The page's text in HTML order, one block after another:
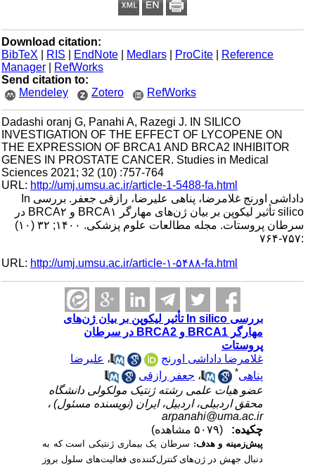
Download citation:
BibTeX
| RIS |EndNote |Medlars |ProCite |Reference
Manager
|RefWorks
Send citation to:
Mendeley
Zotero RefWorks
Dadashi oranj G, Panahi A, Razegi J. IN SILICO
INVESTIGATION OF THE EFFECT OF LYCOPENE ON
THE EXPRESSION OF BRCA1 AND BRCA2 INHIBITOR
GENES IN PROSTATE CANCER. Studies in Medical
Sciences 2021; 32 (10) :757-764
URL:http://umj.umsu.ac.ir/article-1-5488-fa.html
داداشی اورنج غلامرضا، پناهی علیرضا، رازقی جعفر. بررسی In
silico تأثیر لیکوپن بر بیان ژن‌های مهارگر BRCA۱ و BRCA۲ در
سرطان پروستات. مجله مطالعات علوم پزشکی. ۱۴۰۰; ۳۲ (۱۰)
URL:http://umj.umsu.ac.ir/article-۱-۵۴۸۸-fa.html
بررسی In silico تأثیر لیکوپن بر بیان ژن‌های
مهارگر BRCA1 و BRCA2 در سرطان
پروستات
غلامرضا داداشی اورنج
،علیرضا
پناهی
،جعفر رازقی
عضو هیات علمی رشته ژنتیک مولکولی دانشگاه
محقق اردبیلی، اردبیل، ایران (نویسنده مسئول) ،
arpanahi@uma.ac.ir
چکیده:
پیش‌زمینه و هدف:سرطان یک بیماری ژنتیکی است که به
دنبال جهش در ژن‌های کنترل‌کننده‌ی فعالیت‌های سلول بروز